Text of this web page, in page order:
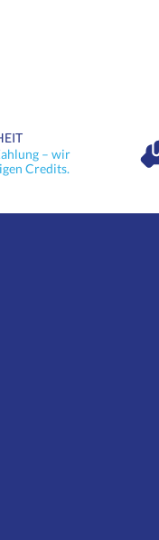
– wir
Credits.